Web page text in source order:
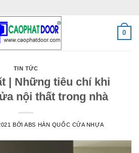
0
TIN TỨC
| Những tiêu chí khi
nội thất trong nhà
BỞIABS HÀN QUỐC CỬA NHỰA